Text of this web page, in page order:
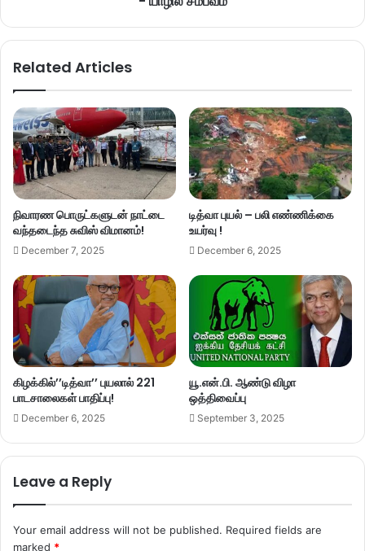
Related Articles
நிவாரண பொருட்களுடன் நாட்டை
வந்தடைந்த சுவிஸ் விமானம்!
December 7, 2025
டித்வா புயல் – பலி எண்ணிக்கை
உயர்வு !
December 6, 2025
கிழக்கில்’’டித்வா’’ புயலால் 221
பாடசாலைகள் பாதிப்பு!
December 6, 2025
யூ.என்.பி. ஆண்டு விழா
ஒத்திவைப்பு
September 3, 2025
Leave a Reply
Your email address will not be published. Required fields are
marked *